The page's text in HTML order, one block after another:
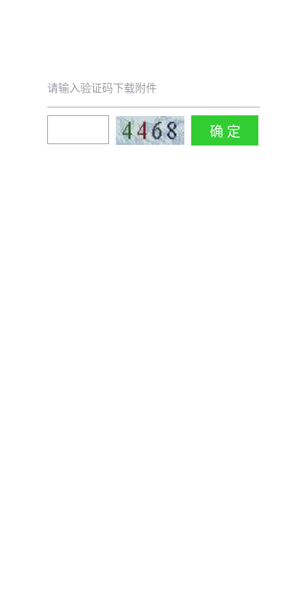
请输入验证码下载附件